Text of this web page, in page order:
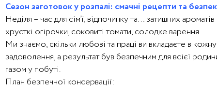
Сезон заготовок у розпалі: смачні рецепти та
Неділя – час для сім’ї, відпочинку та… затишних
хрусткі огірочки, соковиті томати, солодке варення…
Ми знаємо, скільки любові та праці ви вкладаєте в
задоволення, а результат був безпечним для всієї
газом у побуті.
План безпечної консервації: